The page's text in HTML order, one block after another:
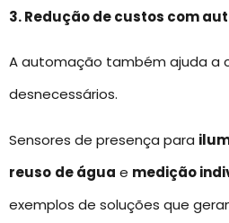
3. Redução de custos com
A automação também ajuda a
desnecessários.
Sensores de presença para
reuso de água e medição
exemplos de soluções que